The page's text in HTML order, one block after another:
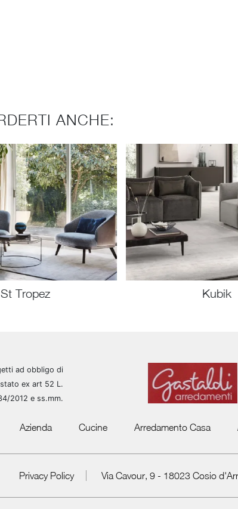
ANCHE:
St Tropez Kubik
ad obbligo di
ex art 52 L.
2012 e ss.mm.
Azienda Cucine Arredamento Casa
Privacy Policy Via Cavour, 9 - 18023 Cosio